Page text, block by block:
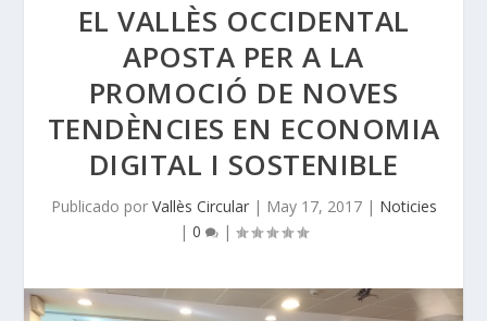
EL VALLÈS OCCIDENTAL
APOSTA PER A LA
PROMOCIÓ DE NOVES
TENDÈNCIES EN ECONOMIA
DIGITAL I SOSTENIBLE
Publicado por Vallès Circular| May 17, 2017| Noticies
| 0 |